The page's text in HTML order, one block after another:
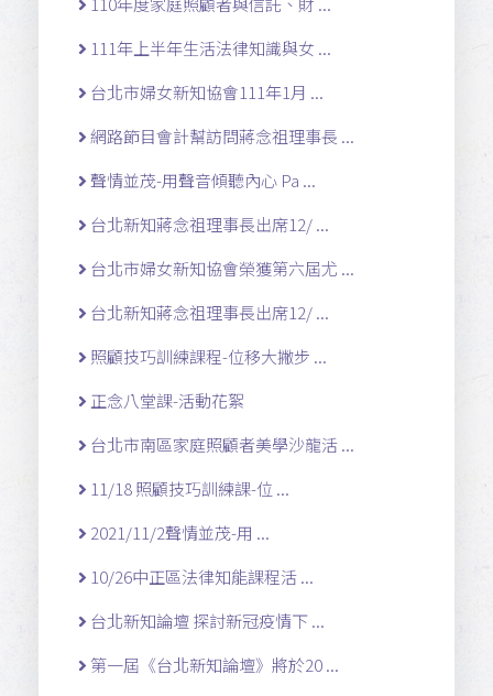
111年上半年生活法律知識與女 ...
台北市婦女新知協會111年1月 ...
網路節目會計幫訪問蔣念祖理事長 ...
聲情並茂-用聲音傾聽內心 Pa ...
台北新知蔣念祖理事長出席12/ ...
台北市婦女新知協會榮獲第六屆尤 ...
台北新知蔣念祖理事長出席12/ ...
照顧技巧訓練課程-位移大撇步 ...
正念八堂課-活動花絮
台北市南區家庭照顧者美學沙龍活 ...
11/18 照顧技巧訓練課-位 ...
2021/11/2聲情並茂-用 ...
10/26中正區法律知能課程活 ...
台北新知論壇 探討新冠疫情下 ...
第一屆《台北新知論壇》將於20 ...